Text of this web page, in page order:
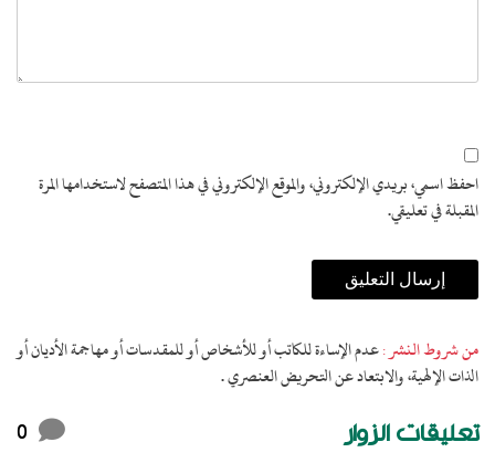
لاستخدامها المرة
مهاجمة الأديان أو
0